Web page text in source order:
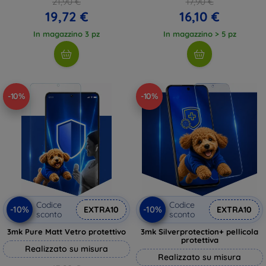
19,72 €
In magazzino 3 pz
16,10 €
In magazzino > 5 pz
-10%
-10%
Codice
sconto
EXTRA10
3mk Pure Matt Vetro protettivo
Realizzato su misura
-10%
-10%
Codice
sconto
EXTRA10
3mk Silverprotection+ pellicola
protettiva
Realizzato su misura